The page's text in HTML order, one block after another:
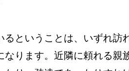
ということは、いずれ訪
ります。近隣に頼れる親